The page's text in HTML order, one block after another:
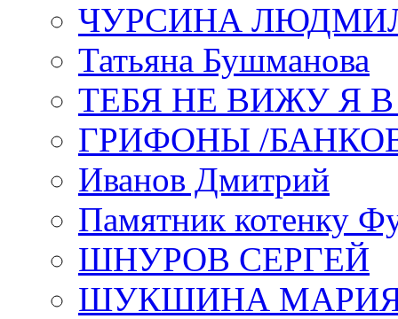
ЧУРСИНА
Татьяна Бушманова
ТЕБЯ НЕ ВИЖУ Я
ГРИФОНЫ /
Иванов Дмитрий
Памятник котенку
ШНУРОВ СЕРГЕЙ
ШУКШИНА